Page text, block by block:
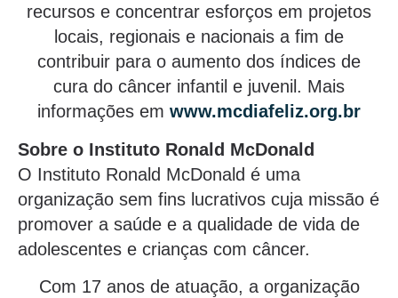
recursos e concentrar esforços em projetos
locais, regionais e nacionais a fim de
contribuir para o aumento dos índices de
cura do câncer infantil e juvenil. Mais
informações em www.mcdiafeliz.org.br
Sobre o Instituto Ronald McDonald
O Instituto Ronald McDonald é uma
organização sem fins lucrativos cuja missão é
promover a saúde e a qualidade de vida de
adolescentes e crianças com câncer.
Com 17 anos de atuação, a organização